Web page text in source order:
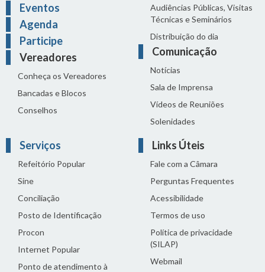
Eventos
Agenda
Participe
Vereadores
Conheça os Vereadores
Bancadas e Blocos
Conselhos
Audiências Públicas, Visitas
Técnicas e Seminários
Distribuição do dia
Comunicação
Notícias
Sala de Imprensa
Vídeos de Reuniões
Solenidades
Serviços
Refeitório Popular
Sine
Conciliação
Posto de Identificação
Procon
Internet Popular
Ponto de atendimento à
Links Úteis
Fale com a Câmara
Perguntas Frequentes
Acessibilidade
Termos de uso
Política de privacidade
(SILAP)
Webmail